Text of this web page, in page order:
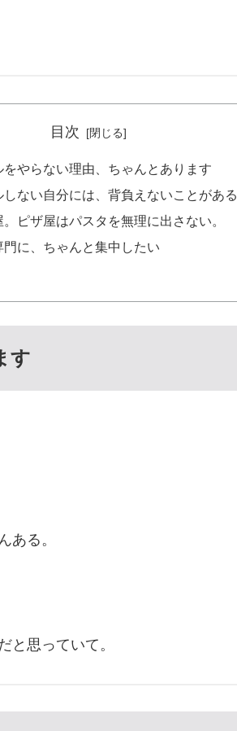
目次
をやらない理由、ちゃんとあります
しない自分には、背負えないことがある
ピザ屋はパスタを無理に出さない。
門に、ちゃんと集中したい
す
ある。
と思っていて。